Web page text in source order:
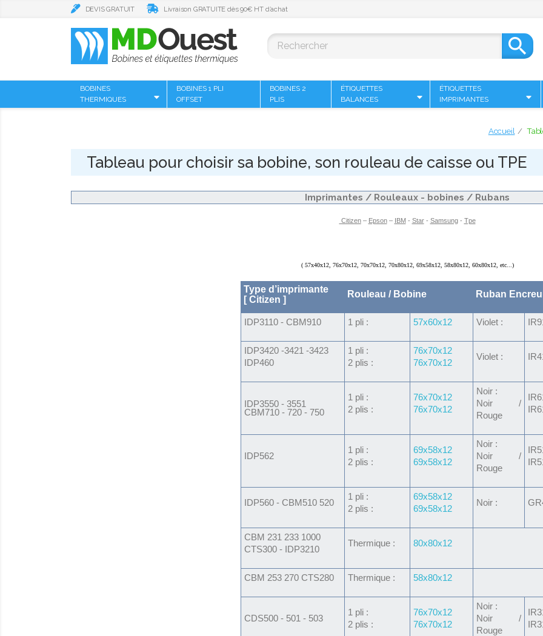
DEVIS GRATUIT Livraison GRATUITE dès 90€ HT d’achat

BOBINES
THERMIQUES
BOBINES 1 PLI
OFFSET
BOBINES 2
PLIS
ÉTIQUETTES
BALANCES
ÉTIQUETTES
IMPRIMANTES
Accueil
Tableau pour choisir sa bobine, son rouleau de caisse ou TPE
Imprimantes / Rouleaux - bobines / Rubans
Citizen– Epson– IBM- Star- Samsung- Tpe
( 57x40x12, 76x70x12, 70x70x12, 70x80x12, 69x58x12, 58x80x12, 60x80x12, etc...)
Type d’imprimante
[ Citizen ]
Rouleau / Bobine Ruban
IDP3110 - CBM910 1 pli : 57x60x12 Violet :
IDP3420 -3421 -3423
IDP460
1 pli :
2 plis :
76x70x12
76x70x12
Violet :
IDP3550 - 3551
CBM710 - 720 - 750
1 pli :
2 plis :
76x70x12
76x70x12
Noir :
Noir /
Rouge
IDP562
1 pli :
2 plis :
69x58x12
69x58x12
Noir :
Noir /
Rouge
IDP560 - CBM510 520
1 pli :
2 plis :
69x58x12
69x58x12
Noir :
CBM 231 233 1000
CTS300 - IDP3210
Thermique : 80x80x12
CBM 253 270 CTS280 Thermique : 58x80x12
CDS500 - 501 - 503
1 pli :
2 plis :
76x70x12
76x70x12
Noir :
Noir /
Rouge